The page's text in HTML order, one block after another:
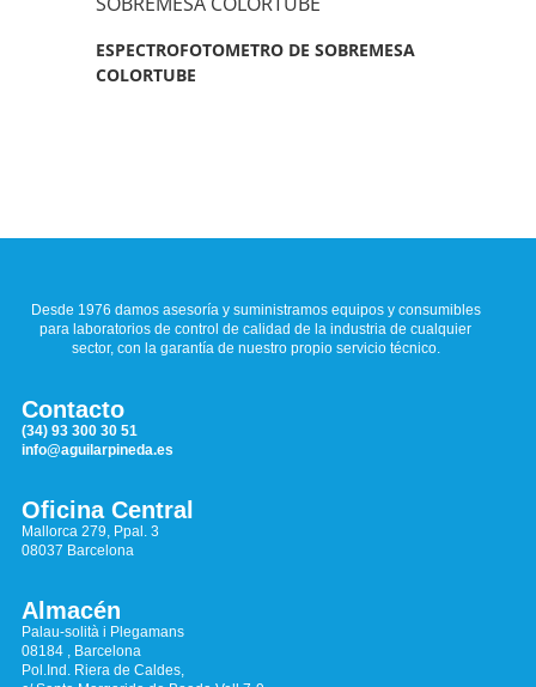
ESPECTROFOTOMETRO DE SOBREMESA
COLORTUBE
Desde 1976 damos asesoría y suministramos equipos y consumibles
para laboratorios de control de calidad de la industria de cualquier
sector, con la garantía de nuestro propio servicio técnico.
Contacto
(34) 93 300 30 51
info@aguilarpineda.es
Oficina Central
Mallorca 279, Ppal. 3
08037 Barcelona
Almacén
Palau-solità i Plegamans
08184 , Barcelona
Pol.Ind. Riera de Caldes,